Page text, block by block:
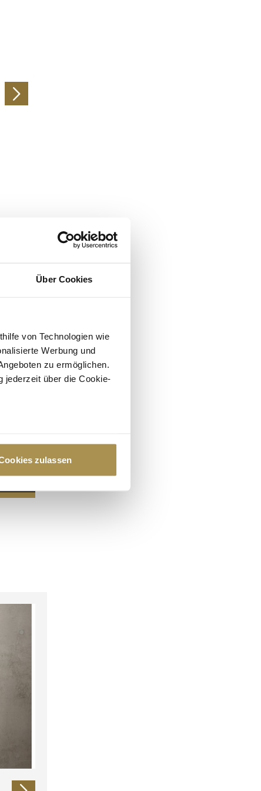
Über Cookies
von Technologien wie
Werbung und
zu ermöglichen.
jederzeit über die Cookie-
im
anbieten zu können
diese Informationen
Rahmen Ihrer Nutzung
zulassen